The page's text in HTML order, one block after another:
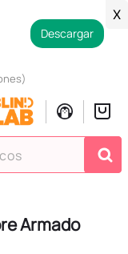
Descargar
X
Armado